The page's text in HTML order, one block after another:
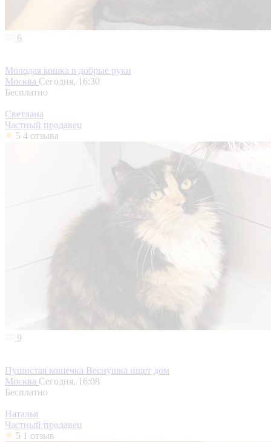
6
Молодая кошка в добрые руки
Москва Сегодня, 16:30
Бесплатно
Светлана
Частный продавец
5 4 отзыва
9
Пушистая кошечка Веснушка ищет дом
Москва Сегодня, 16:08
Бесплатно
Наталья
Частный продавец
5 1 отзыв